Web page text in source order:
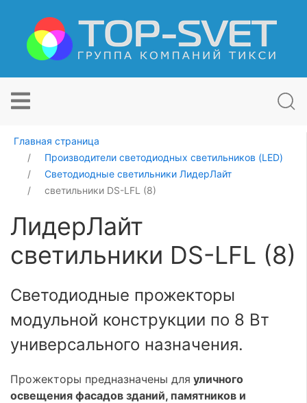
Главная страница
Производители светодиодных светильников (LED)
Светодиодные светильники ЛидерЛайт
светильники DS-LFL (8)
ЛидерЛайт
светильники DS-LFL (8)
Светодиодные прожекторы
модульной конструкции по 8 Вт
универсального назначения.
Прожекторы предназначены для уличного
освещения фасадов зданий, памятников и